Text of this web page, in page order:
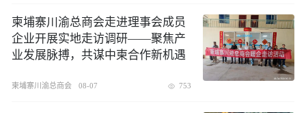
柬埔寨川渝总商会走进理事会成员
企业开展实地走访调研——聚焦产
业发展脉搏，共谋中柬合作新机遇
柬埔寨川渝总商会 08-07 753